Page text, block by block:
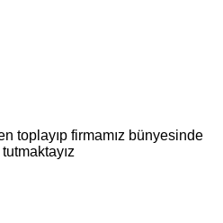
toplayıp firmamız bünyesinde